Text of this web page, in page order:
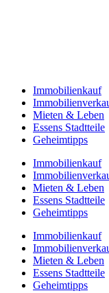
Immobilienkauf
Mieten & Leben
Essens Stadtteile
Geheimtipps
Immobilienkauf
Mieten & Leben
Essens Stadtteile
Geheimtipps
Immobilienkauf
Mieten & Leben
Essens Stadtteile
Geheimtipps